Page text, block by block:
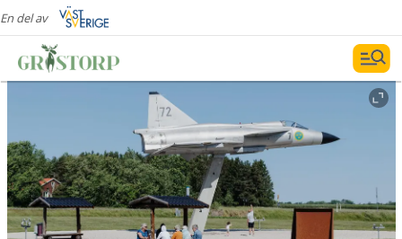
En del av